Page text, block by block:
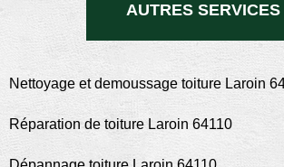
AUTRES SERVICES
Nettoyage et demoussage toiture Laroin
Réparation de toiture Laroin 64110